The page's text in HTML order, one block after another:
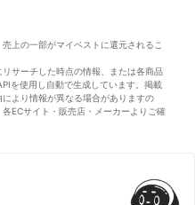
上の一部がマイベストに還元されるこ
サーチした時点の情報、または各商品
を使用し自動で生成しています。掲載
より情報が異なる場合がありますの
ECサイト・販売店・メーカーよりご確